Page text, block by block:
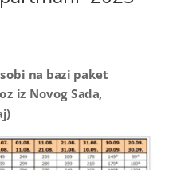
na bazi paket
iz Novog Sada,